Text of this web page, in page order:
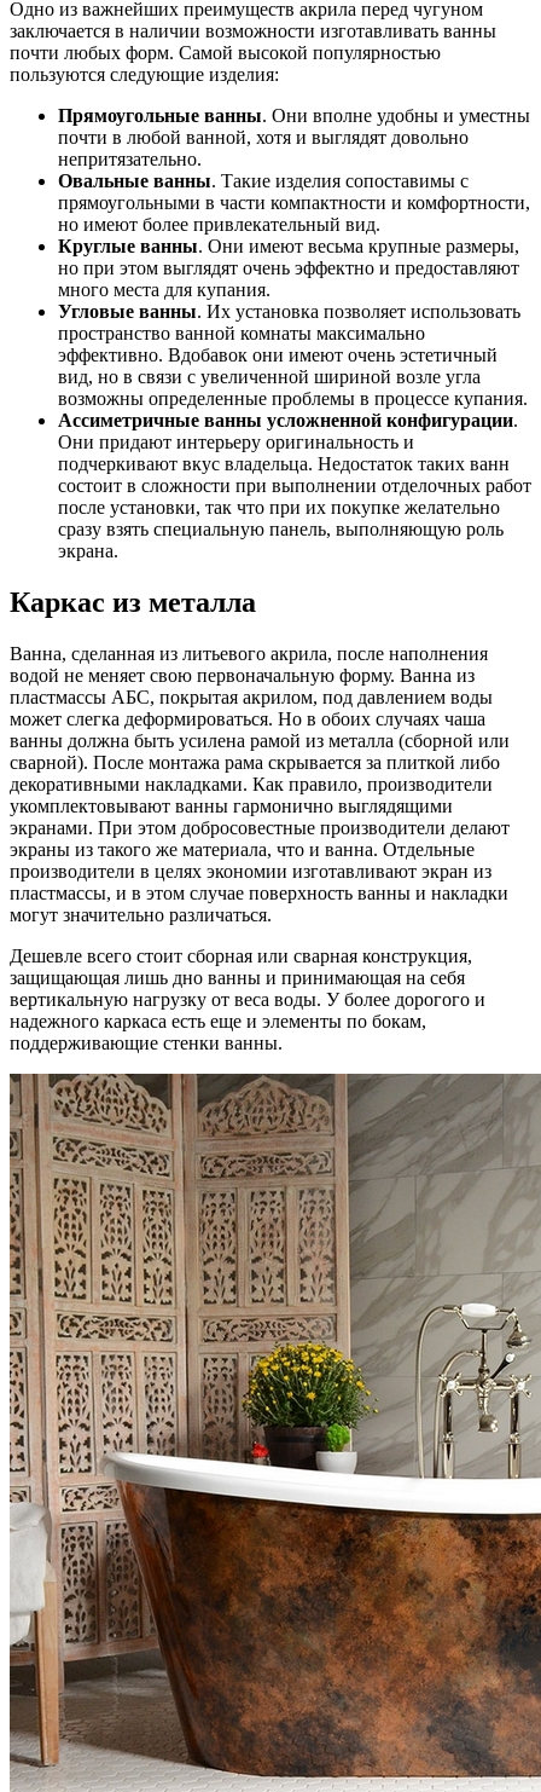
Одно из важнейших преимуществ акрила перед чугуном
заключается в наличии возможности изготавливать ванны
почти любых форм. Самой высокой популярностью
пользуются следующие изделия:
Прямоугольные ванны. Они вполне удобны и уместны
почти в любой ванной, хотя и выглядят довольно
непритязательно.
Овальные ванны. Такие изделия сопоставимы с
прямоугольными в части компактности и комфортности,
но имеют более привлекательный вид.
Круглые ванны. Они имеют весьма крупные размеры,
но при этом выглядят очень эффектно и предоставляют
много места для купания.
Угловые ванны. Их установка позволяет использовать
пространство ванной комнаты максимально
эффективно. Вдобавок они имеют очень эстетичный
вид, но в связи с увеличенной шириной возле угла
возможны определенные проблемы в процессе купания.
Ассиметричные ванны усложненной конфигурации.
Они придают интерьеру оригинальность и
подчеркивают вкус владельца. Недостаток таких ванн
состоит в сложности при выполнении отделочных работ
после установки, так что при их покупке желательно
сразу взять специальную панель, выполняющую роль
экрана.
Каркас из металла
Ванна, сделанная из литьевого акрила, после наполнения
водой не меняет свою первоначальную форму. Ванна из
пластмассы АБС, покрытая акрилом, под давлением воды
может слегка деформироваться. Но в обоих случаях чаша
ванны должна быть усилена рамой из металла (сборной или
сварной). После монтажа рама скрывается за плиткой либо
декоративными накладками. Как правило, производители
укомплектовывают ванны гармонично выглядящими
экранами. При этом добросовестные производители делают
экраны из такого же материала, что и ванна. Отдельные
производители в целях экономии изготавливают экран из
пластмассы, и в этом случае поверхность ванны и накладки
могут значительно различаться.
Дешевле всего стоит сборная или сварная конструкция,
защищающая лишь дно ванны и принимающая на себя
вертикальную нагрузку от веса воды. У более дорогого и
надежного каркаса есть еще и элементы по бокам,
поддерживающие стенки ванны.